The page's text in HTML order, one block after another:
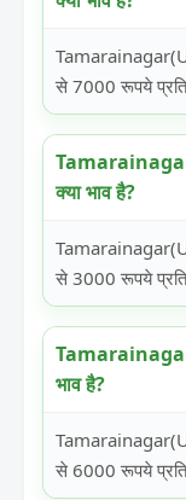
से 7000 रूपये
क्या भाव है?
से 3000 रूपये
भाव है?
से 6000 रूपये